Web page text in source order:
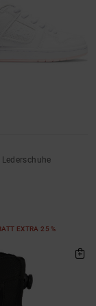
EXTRA 25 %